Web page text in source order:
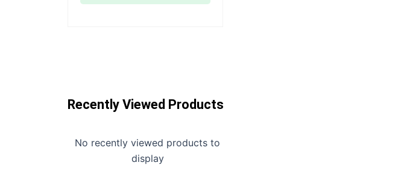
Recently Viewed Products
No recently viewed products to
display